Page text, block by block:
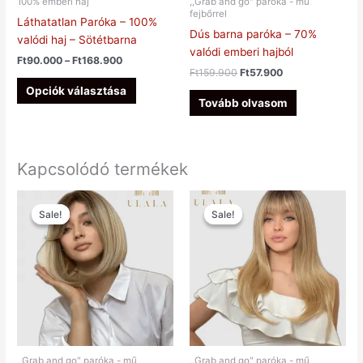
Láthatatlan Paróka – 100%
valódi haj – Sötétbarna
Ft90.000 – Ft168.900
Opciók választása
választhatók
ki
fejbőrrel
Dús barna paróka – 70%
valódi emberi hajból
Ft159.900 Ft57.900
Tovább olvasom
Kapcsolódó termékek
Sale!
Sale!
Original
price
was:
Ft139.900.
Current
price
is:
Ft54.900.
Sale!
Sale!
Original
price
was:
Ft128.900.
Current
price
is:
Ft49.900.